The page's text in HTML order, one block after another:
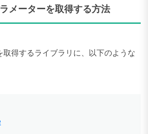
メーターを取得する方法
取得するライブラリに、以下のような